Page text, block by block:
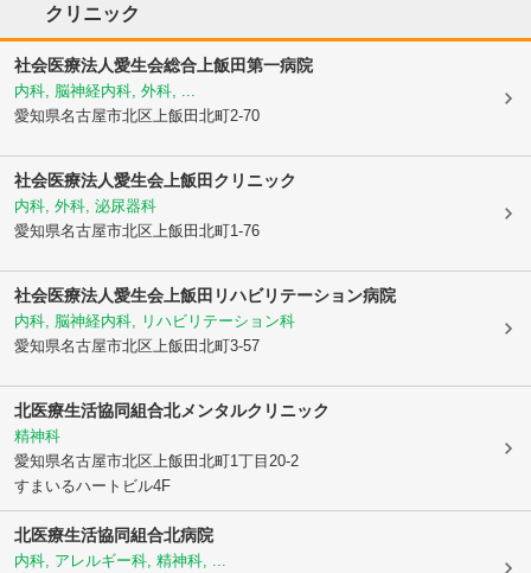
クリニック
社会医療法人愛生会総合上飯田第一病院
内科, 脳神経内科, 外科, ...
愛知県名古屋市北区 上飯田北町2-70
社会医療法人愛生会上飯田クリニック
内科, 外科, 泌尿器科
愛知県名古屋市北区 上飯田北町1-76
社会医療法人愛生会上飯田リハビリテーション病院
内科, 脳神経内科, リハビリテーション科
愛知県名古屋市北区 上飯田北町3-57
北医療生活協同組合北メンタルクリニック
精神科
愛知県名古屋市北区 上飯田北町1丁目20-2
すまいるハートビル4F
北医療生活協同組合北病院
内科, アレルギー科, 精神科, ...